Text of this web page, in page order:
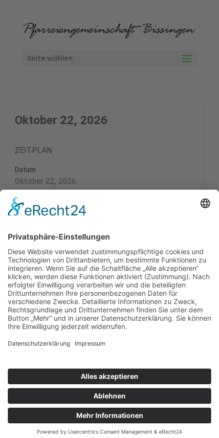
Seite wählen
Oktober 22, 2026
ZEITPLAN
Datum
Oktober 22, 2026
Zeit
18:30
Fackelmesse in Hochstein
18:00 Uhr Oktoberrosenkranz
Pfarreiengemeinschaft Bissingen ©2024 |
Impressum|Datenschutz